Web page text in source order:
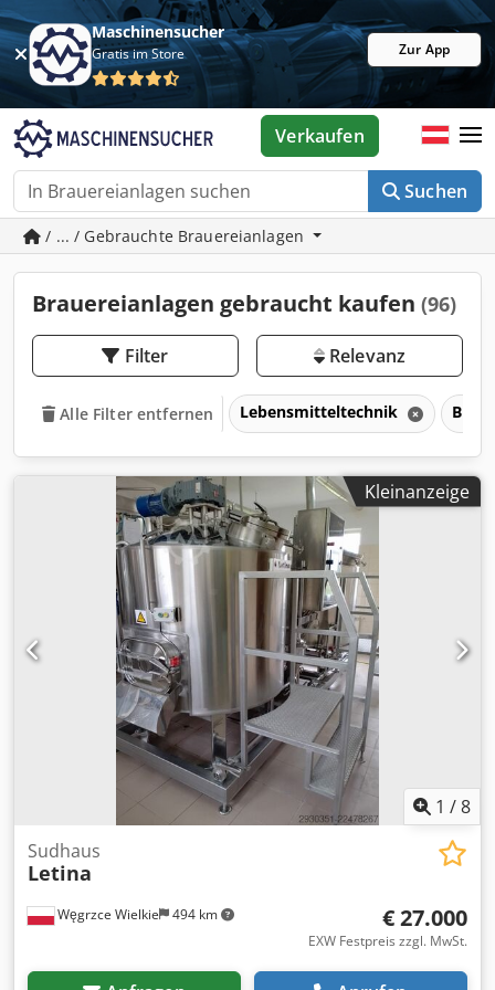
Maschinensucher
Gratis im Store Zur App
Suchen
Verkaufen
/ ... / Gebrauchte Brauereianlagen
Brauereianlagen gebraucht kaufen (96)
Filter Relevanz
Alle Filter entfernen Lebensmitteltechnik
Kleinanzeige
1 /8
Węgrzce Wielkie 494 km
Sudhaus
Letina
€ 27.000
EXW Festpreis zzgl. MwSt.